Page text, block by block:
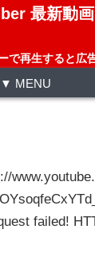
最新動画
で再生すると広
▼ MENU
failed!